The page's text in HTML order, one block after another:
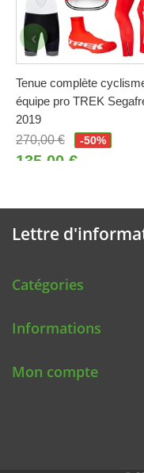
Tenue complète
équipe pro TREK
2019
270,00 €
-50%
135,00 €
Lettre
Catégories
Informations
Mon compte